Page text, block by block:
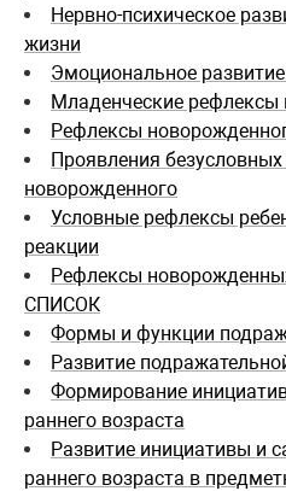
Нервно-психическое
жизни
Эмоциональное
Младенческие рефлексы
Рефлексы
Проявления
новорожденного
Условные рефлексы
реакции
Рефлексы
СПИСОК
Формы и функции
Развитие
Формирование
раннего возраста
Развитие инициативы и
раннего возраста в